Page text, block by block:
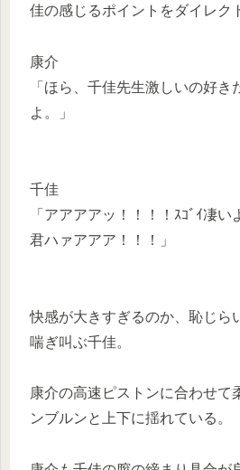
佳の感じるポイントをダイレク
康介
「ほら、千佳先生激しいの好き
よ。」
千佳
「アアアアッ！！！！ｽｺﾞｲ凄
君ハァアアア！！！」
快感が大きすぎるのか、恥じら
喘ぎ叫ぶ千佳。
康介の高速ピストンに合わせて
ンブルンと上下に揺れている。